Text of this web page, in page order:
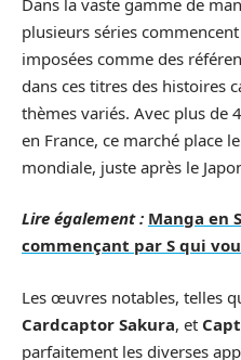
plusieurs séries
imposées comme des
dans ces titres des histoires
thèmes variés. Avec plus de
en France, ce marché place
mondiale, juste après le
Lire également : Manga en
commençant par S qui
Les œuvres notables, telles
Cardcaptor Sakura, et
parfaitement les diverses